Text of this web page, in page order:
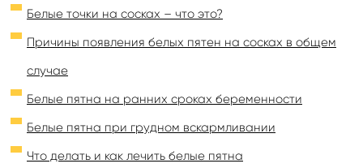
Белые точки на сосках – что это?
Причины появления белых пятен на сосках в общем
случае
Белые пятна на ранних сроках беременности
Белые пятна при грудном вскармливании
Что делать и как лечить белые пятна